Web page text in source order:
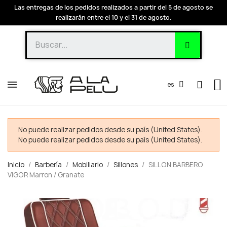
Las entregas de los pedidos realizados a partir del 5 de agosto se
realizarán entre el 10 y el 31 de agosto.
es
No puede realizar pedidos desde su país (United States).
No puede realizar pedidos desde su país (United States).
Inicio Barbería Mobiliario Sillones
SILLON BARBERO
VIGOR Marron / Granate